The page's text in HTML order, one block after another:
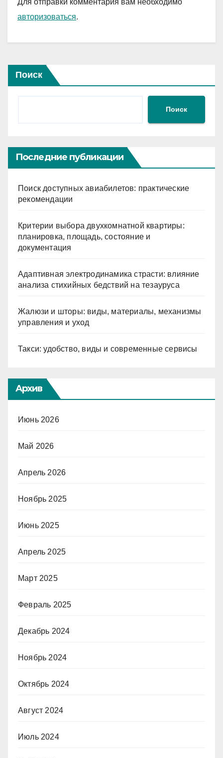
Для отправки комментария вам необходимо
авторизоваться.
Поиск
Поиск
Последние публикации
Поиск доступных авиабилетов: практические
рекомендации
Критерии выбора двухкомнатной квартиры:
планировка, площадь, состояние и
документация
Адаптивная электродинамика страсти: влияние
анализа стихийных бедствий на тезауруса
Жалюзи и шторы: виды, материалы, механизмы
управления и уход
Такси: удобство, виды и современные сервисы
Архив
Июнь 2026
Май 2026
Апрель 2026
Ноябрь 2025
Июнь 2025
Апрель 2025
Март 2025
Февраль 2025
Декабрь 2024
Ноябрь 2024
Октябрь 2024
Август 2024
Июль 2024